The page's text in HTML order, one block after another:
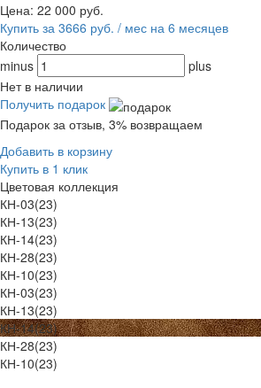
Цена: 22 000 руб.
Купить за 3666 руб. / мес на 6 месяцев
Количество
minus
plus
Нет в наличии
Получить подарок
Подарок за отзыв, 3% возвращаем
Добавить в корзину
Купить в 1 клик
Цветовая коллекция
КН-03(23)
КН-13(23)
КН-14(23)
КН-28(23)
КН-10(23)
КН-03(23)
КН-13(23)
КН-14(23)
КН-28(23)
КН-10(23)